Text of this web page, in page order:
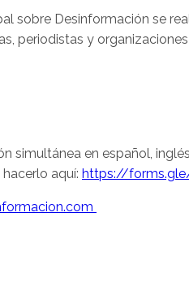
sobre Desinformación se
periodistas y
simultánea en español,
aquí: https://